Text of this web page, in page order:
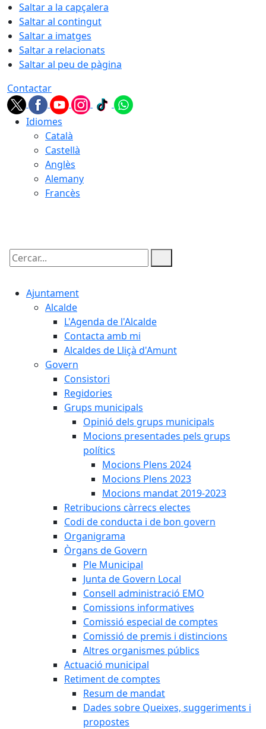
Saltar a la capçalera
Saltar al contingut
Saltar a imatges
Saltar a relacionats
Saltar al peu de pàgina
Contactar
Idiomes
Català
Castellà
Anglès
Alemany
Francès
Cercar:
Ajuntament
Alcalde
L'Agenda de l'Alcalde
Contacta amb mi
Alcaldes de Lliçà d'Amunt
Govern
Consistori
Regidories
Grups municipals
Opinió dels grups municipals
Mocions presentades pels grups
polítics
Mocions Plens 2024
Mocions Plens 2023
Mocions mandat 2019-2023
Retribucions càrrecs electes
Codi de conducta i de bon govern
Organigrama
Òrgans de Govern
Ple Municipal
Junta de Govern Local
Consell administració EMO
Comissions informatives
Comissió especial de comptes
Comissió de premis i distincions
Altres organismes públics
Actuació municipal
Retiment de comptes
Resum de mandat
Dades sobre Queixes, suggeriments i
propostes